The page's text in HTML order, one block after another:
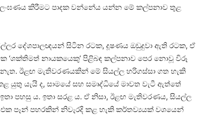
කිරීමට පාදක වන්නේය යන්න මේ කල්පනාව තුළ
දේශපාලඥයන් සිටින රටක, දූෂණය ඔඩුදුවා ඇති රටක, ඒ
‘ශක්තිමත් නායකයෙකු’ පිළිබඳ කල්පනාව පෙර නොවූ විරූ
ඊළඟ මැතිවරණයකින් මේ සියල්ල හරිගස්සා ගත හැකි
යුතු යැයි ද, සාමයේ සහ සමෘද්ධියේ මාවත වැටී ඇත්තේ
පහසු ය. ඉතා සරළ ය. ඒ නිසා, ඊළඟ මැතිවරණය, සියල්ල
පෑන් පහරකින් නිවැරදි කළ හැකි කර්තව්‍යයක් වශයෙන්